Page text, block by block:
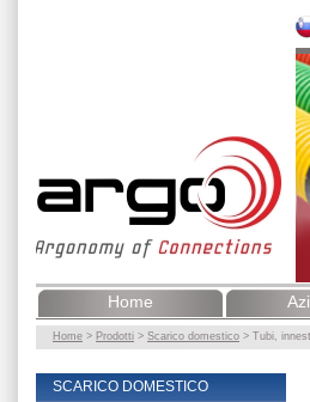
Home
Home > Prodotti > Scarico domestico > Tubi,
SCARICO DOMESTICO